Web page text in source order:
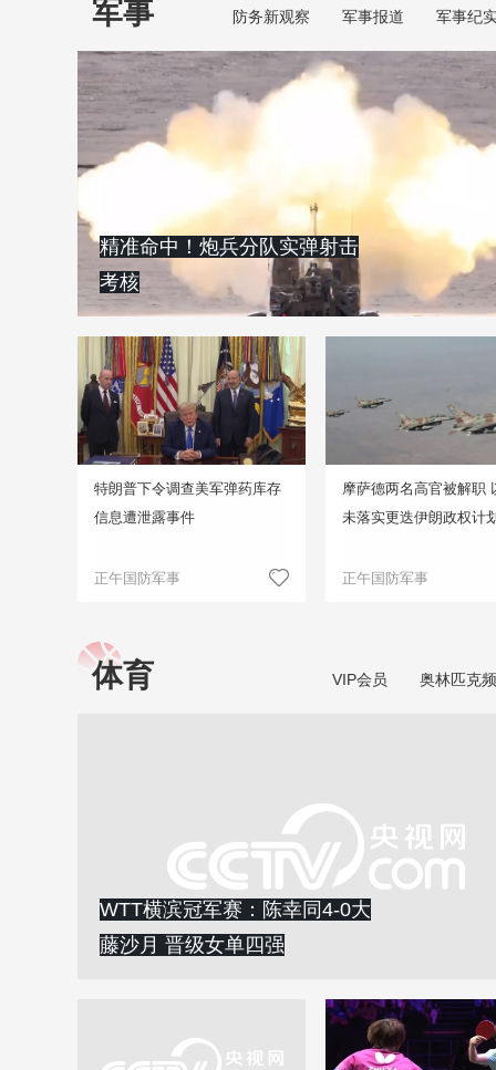
军事 防务新观察 军事报道 军事纪
精准命中！炮兵分队实弹射击
考核
特朗普下令调查美军弹药库存
信息遭泄露事件
正午国防军事
摩萨德两名高官被解职
未落实更迭伊朗政权计
正午国防军事
体育 VIP会员 奥林匹克
WTT横滨冠军赛：陈幸同4-0大
藤沙月 晋级女单四强